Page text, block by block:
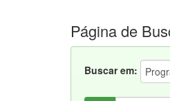
Página de
Buscar em: